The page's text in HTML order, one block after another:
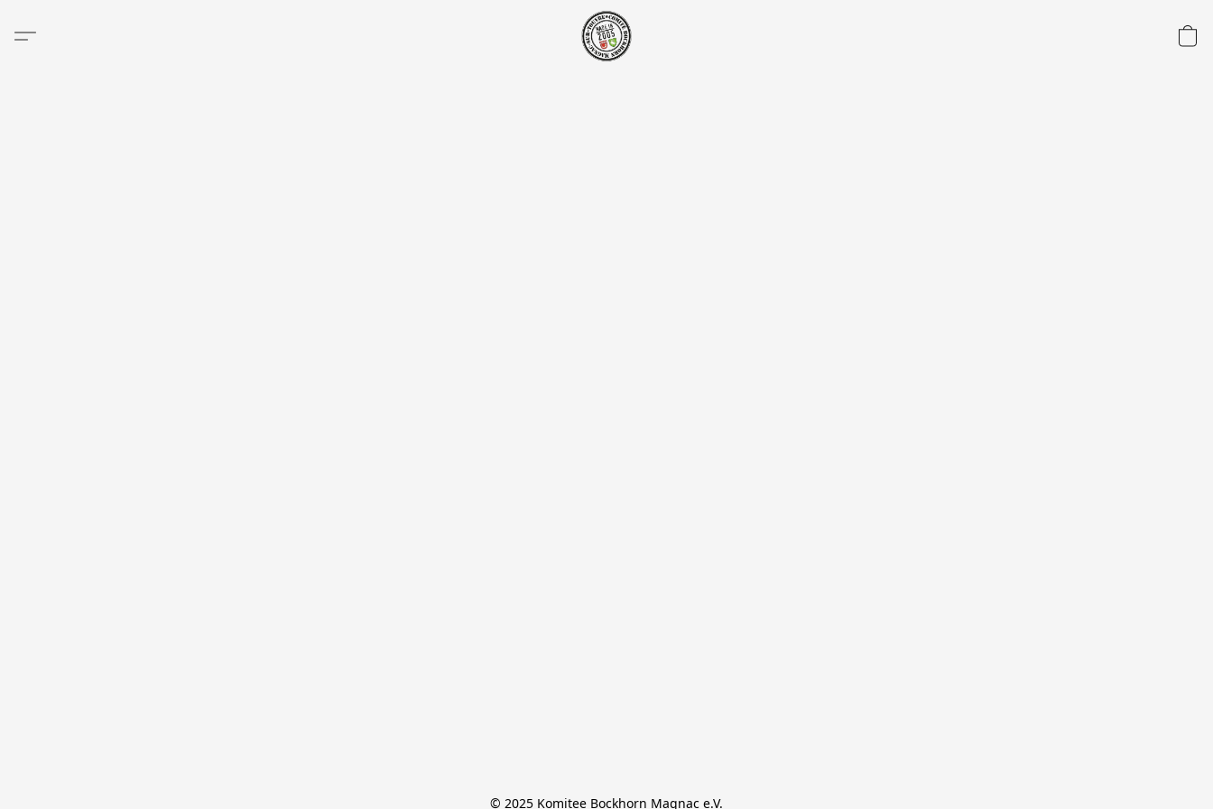
© 2025 Komitee Bockhorn Magnac e.V.